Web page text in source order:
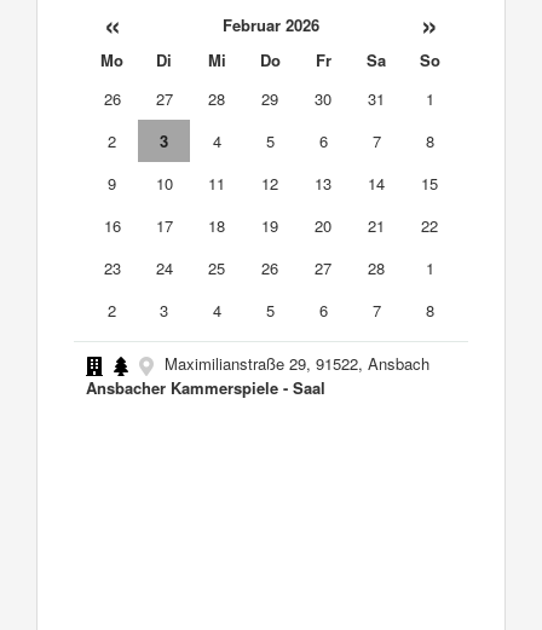
« Februar 2026 »
Mo Di Mi Do Fr Sa
So
26
27 28 29 30 31
1
2
3 4 5 6 7
8
9
10 11 12 13 14
15
16
17 18 19 20 21
22
23
24 25 26 27 28
1
2
3 4 5 6 7 8
Maximilianstraße 29, 91522, Ansbach
Ansbacher Kammerspiele - Saal